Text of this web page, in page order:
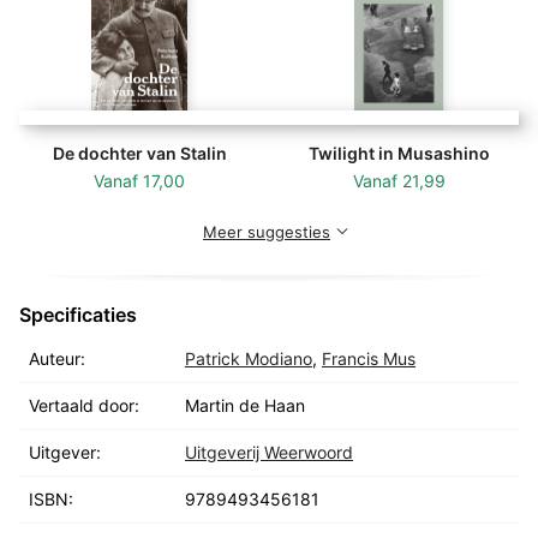
met haar vader naar Auschwitz bleek te zijn
gedeporteerd.
De dochter van Stalin
Vanaf 17,00
Twilight in Musashino
Vanaf 21,99
Meer suggesties
Specificaties
Auteur: Patrick Modiano, Francis Mus
Vertaald door: Martin de Haan
Uitgever: Uitgeverij Weerwoord
ISBN: 9789493456181